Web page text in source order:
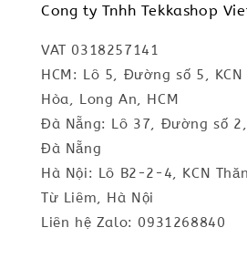
Cong ty Tnhh Tekkashop
VAT 0318257141
HCM: Lô 5, Đường số 5,
Hòa, Long An, HCM
Đà Nẵng: Lô 37, Đường số 2,
Đà Nẵng
Hà Nội: Lô B2-2-4, KCN
Từ Liêm, Hà Nội
Liên hệ Zalo: 0931268840